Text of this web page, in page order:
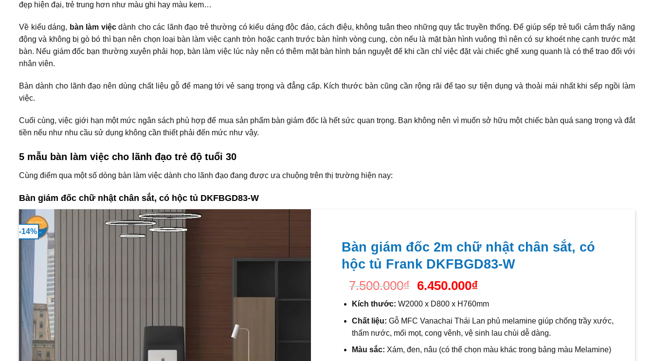
đẹp hiện đại, trẻ trung hơn như màu ghi hay màu kem…
Về kiểu dáng, bàn làm việcdành cho các lãnh đạo trẻ thường có kiểu dáng độc đáo, cách điệu, không tuân theo những quy tắc truyền thống. Để giúp sếp trẻ tuổi cảm thấy năng
động và không bị gò bó thì bạn nên chọn loại bàn làm việc cạnh tròn hoặc cạnh trước bàn hình vòng cung, còn nếu là mặt bàn hình vuông thì nên có sự khoét nhẹ cạnh trước mặt
bàn. Nếu giám đốc bạn thường xuyên phải họp, bàn làm việc lúc này nên có thêm mặt bàn hình bán nguyệt để khi cần chỉ việc đặt vài chiếc ghế xung quanh là có thể trao đổi với
nhân viên.
Bàn dành cho lãnh đạo nên dùng chất liệu gỗ để mang tới vẻ sang trọng và đẳng cấp. Kích thước bàn cũng cần rộng rãi để tạo sự tiện dụng và thoải mái nhất khi sếp ngồi làm
việc.
Cuối cùng, việc giới hạn một mức ngân sách phù hợp để mua sản phẩm bàn giám đốc là hết sức quan trọng. Bạn không nên vì muốn sở hữu một chiếc bàn quá sang trọng và đắt
tiền nếu như nhu cầu sử dụng không cần thiết phải đến mức như vậy.
5 mẫu bàn làm việc cho lãnh đạo trẻ độ tuổi 30
Cùng điểm qua một số dòng bàn làm việc dành cho lãnh đạo đang được ưa chuộng trên thị trường hiện nay:
Bàn giám đốc chữ nhật chân sắt, có hộc tủ DKFBGD83-W
-14%
Bàn giám đốc 2m chữ nhật chân sắt, có
hộc tủ Frank DKFBGD83-W
7.500.000₫ Giá
là:
7.500.000₫.
6.450.000₫Giá
tại
là:
6.450.000₫.
Kích thước: W2000 x D800 x H760mm
Chất liệu: Gỗ MFC Vanachai Thái Lan phủ melamine giúp chống trầy xước,
thấm nước, mối mọt, cong vênh, vệ sinh lau chùi dễ dàng.
Màu sắc: Xám, đen, nâu (có thể chọn màu khác trong bảng màu Melamine)